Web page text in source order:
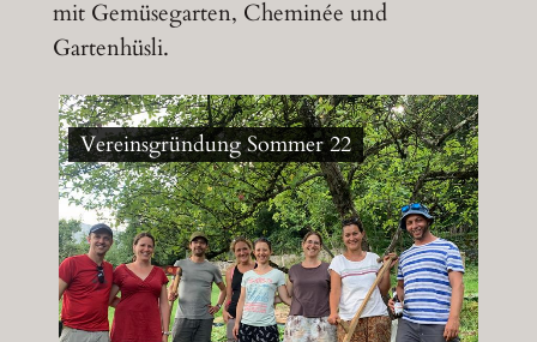
mit Gemüsegarten, Cheminée und
Gartenhüsli.
Vereinsgründung Sommer 22